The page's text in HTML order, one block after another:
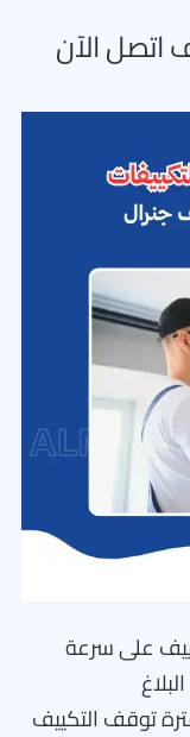
اتصل الآن
على سرعة
توقف التكييف